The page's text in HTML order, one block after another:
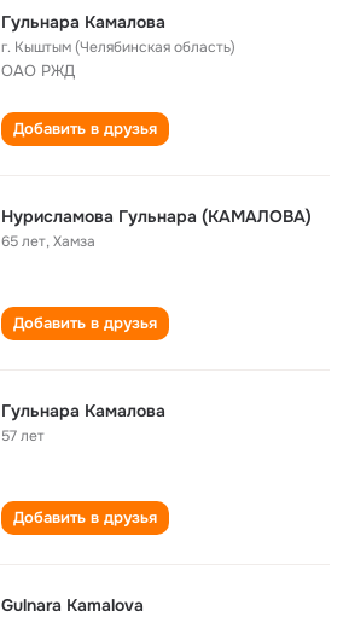
Гульнара Камалова
г. Кыштым (Челябинская область)
ОАО РЖД
Добавить в друзья
Нурисламова Гульнара (КАМАЛОВА)
65 лет,Хамза
Добавить в друзья
Гульнара Камалова
57 лет
Добавить в друзья
Gulnara Kamalova